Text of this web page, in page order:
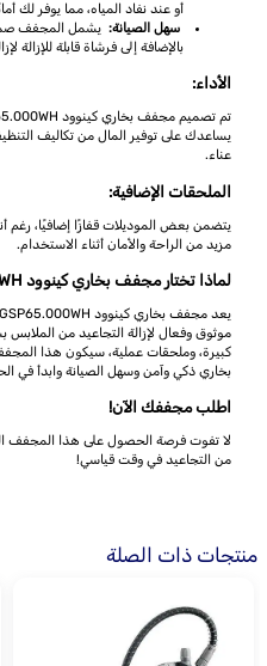
أو عند نفاد المياه، مما يوفر لك
سهل الصيانة: يشمل المجفف
بالإضافة إلى فرشاة قابلة للإزالة
الأداء:
يساعدك على توفير المال من تكاليف
عناء.
الملحقات الإضافية:
يتضمن بعض الموديلات قفازًا إضافيًا،
مزيد من الراحة والأمان أثناء الاستخدام.
لماذا تختار مجفف بخاري كينوود GSP65.000WH؟
كبيرة، وملحقات عملية، سيكون هذا
بخاري ذكي وآمن وسهل الصيانة وابدأ في
اطلب مجففك الآن!
لا تفوت فرصة الحصول على هذا المجفف
من التجاعيد في وقت قياسي!
منتجات ذات الصلة